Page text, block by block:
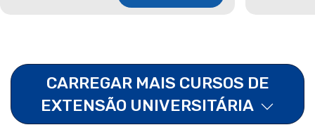
CARREGAR MAIS CURSOS DE
EXTENSÃO UNIVERSITÁRIA